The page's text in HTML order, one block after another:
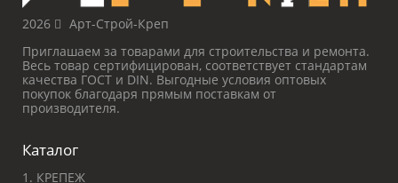
2026
Арт-Строй-Креп
Приглашаем за товарами для строительства и ремонта.
Весь товар сертифицирован, соответствует стандартам
качества ГОСТ и DIN. Выгодные условия оптовых
покупок благодаря прямым поставкам от
производителя.
Каталог
1. КРЕПЕЖ